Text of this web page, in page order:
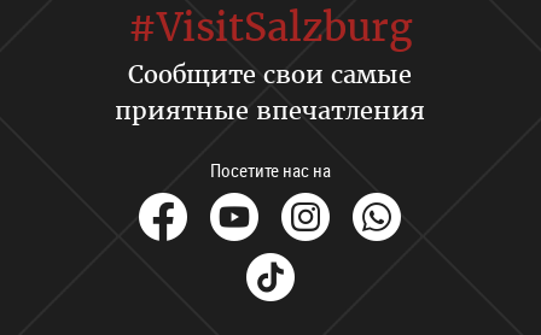
#VisitSalzburg
Сообщите свои самые
приятные впечатления
Посетите нас на
facebook
YoutubeInstagram
Tik